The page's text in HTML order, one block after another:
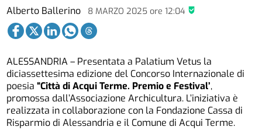
Alberto Ballerino 8 MARZO 2025ore 12:04
ALESSANDRIA – Presentata a Palatium Vetus la
diciassettesima edizione del Concorso Internazionale di
poesia “Città di Acqui Terme. Premio e Festival’,
promossa dall’Associazione Archicultura. L’iniziativa è
realizzata in collaborazione con la Fondazione Cassa di
Risparmio di Alessandria e il Comune di Acqui Terme.